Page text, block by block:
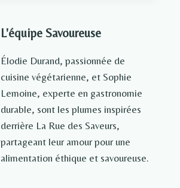
L'équipe Savoureuse
Élodie Durand, passionnée de
cuisine végétarienne, et Sophie
Lemoine, experte en gastronomie
durable, sont les plumes inspirées
derrière La Rue des Saveurs,
partageant leur amour pour une
alimentation éthique et savoureuse.